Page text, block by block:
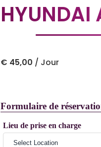
HYUNDAI
€ 45,00 / Jour
Formulaire de
Lieu de prise en charge